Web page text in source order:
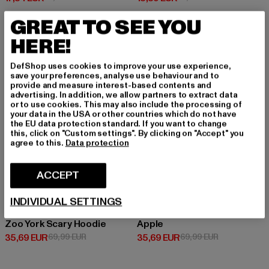
-49%
Zoo York Scary Hoodie
35,69 EUR
Prix courant: 35,69 EUR
69,99 EURPrix en promotion: 69,99 EUR
Apple
35,69 EUR
Prix courant: 35,69 EUR
69,99 EURPrix en
GREAT TO SEE YOU
HERE!
DefShop uses cookies to improve your use experience,
save your preferences, analyse use behaviour and to
provide and measure interest-based contents and
advertising. In addition, we allow partners to extract data
or to use cookies. This may also include the processing of
your data in the USA or other countries which do not have
the EU data protection standard. If you want to change
this, click on "Custom settings". By clicking on "Accept" you
agree to this. Data protection
ACCEPT
INDIVIDUAL SETTINGS